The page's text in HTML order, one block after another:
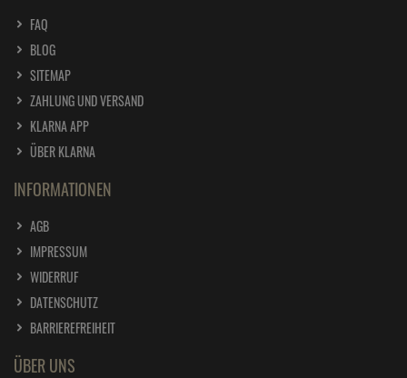
FAQ
BLOG
SITEMAP
ZAHLUNG UND VERSAND
KLARNA APP
ÜBER KLARNA
INFORMATIONEN
AGB
IMPRESSUM
WIDERRUF
DATENSCHUTZ
BARRIEREFREIHEIT
ÜBER UNS